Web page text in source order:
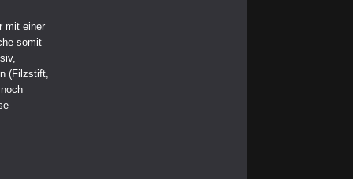
mit einer
somit
(Filzstift,